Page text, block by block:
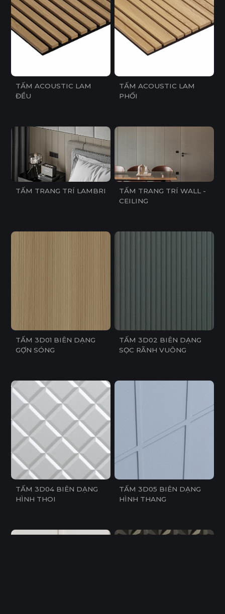
TẤM ACOUSTIC LAM
ĐỀU
TẤM ACOUSTIC LAM
PHỐI
TẤM TRANG TRÍ LAMBRI
TẤM TRANG TRÍ WALL -
CEILING
TẤM 3D01 BIÊN DẠNG
GỢN SÓNG
TẤM 3D02 BIÊN DẠNG
SỌC RÃNH VUÔNG
TẤM 3D04 BIÊN DẠNG
HÌNH THOI
TẤM 3D05 BIÊN DẠNG
HÌNH THANG